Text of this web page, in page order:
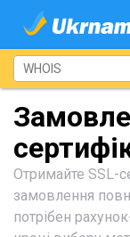
Отримайте SSL-
замовлення
потрібен